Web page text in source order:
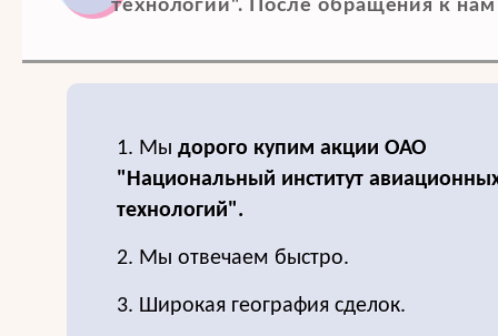
технологий". После обращения к
1. Мы дорого купим акции ОАО
"Национальный институт
технологий".
2. Мы отвечаем быстро.
3. Широкая география сделок.